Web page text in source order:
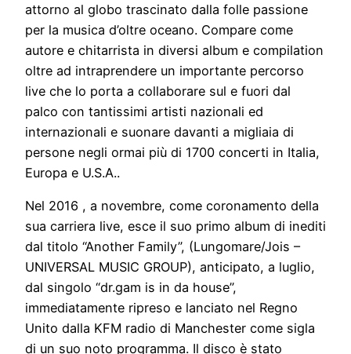
attorno al globo trascinato dalla folle passione
per la musica d’oltre oceano. Compare come
autore e chitarrista in diversi album e compilation
oltre ad intraprendere un importante percorso
live che lo porta a collaborare sul e fuori dal
palco con tantissimi artisti nazionali ed
internazionali e suonare davanti a migliaia di
persone negli ormai più di 1700 concerti in Italia,
Europa e U.S.A..
Nel 2016 , a novembre, come coronamento della
sua carriera live, esce il suo primo album di inediti
dal titolo “Another Family”, (Lungomare/Jois –
UNIVERSAL MUSIC GROUP), anticipato, a luglio,
dal singolo “dr.gam is in da house”,
immediatamente ripreso e lanciato nel Regno
Unito dalla KFM radio di Manchester come sigla
di un suo noto programma. Il disco è stato